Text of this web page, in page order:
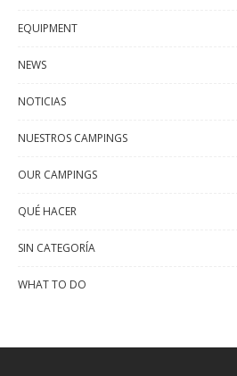
EQUIPMENT
NEWS
NOTICIAS
NUESTROS CAMPINGS
OUR CAMPINGS
QUÉ HACER
SIN CATEGORÍA
WHAT TO DO